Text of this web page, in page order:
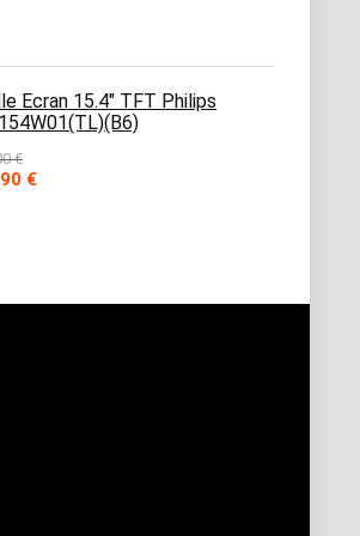
Ecran 15.4" TFT Philips
€
€Le